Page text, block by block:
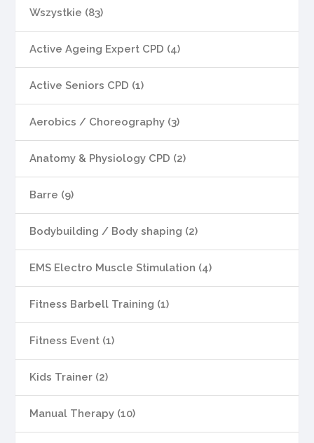
Wszystkie (83)
Active Ageing Expert CPD (4)
Active Seniors CPD (1)
Aerobics / Choreography (3)
Anatomy & Physiology CPD (2)
Barre (9)
Bodybuilding / Body shaping (2)
EMS Electro Muscle Stimulation (4)
Fitness Barbell Training (1)
Fitness Event (1)
Kids Trainer (2)
Manual Therapy (10)